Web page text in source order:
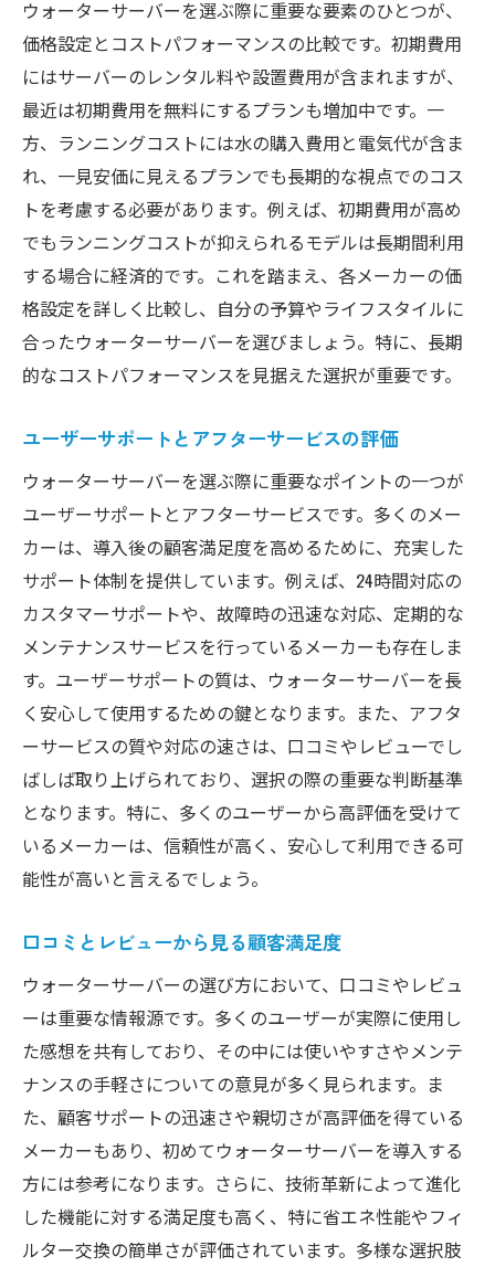
ウォーターサーバーを選ぶ際に重要な要素のひとつが、
価格設定とコストパフォーマンスの比較です。初期費用
にはサーバーのレンタル料や設置費用が含まれますが、
最近は初期費用を無料にするプランも増加中です。一
方、ランニングコストには水の購入費用と電気代が含ま
れ、一見安価に見えるプランでも長期的な視点でのコス
トを考慮する必要があります。例えば、初期費用が高め
でもランニングコストが抑えられるモデルは長期間利用
する場合に経済的です。これを踏まえ、各メーカーの価
格設定を詳しく比較し、自分の予算やライフスタイルに
合ったウォーターサーバーを選びましょう。特に、長期
的なコストパフォーマンスを見据えた選択が重要です。
ユーザーサポートとアフターサービスの評価
ウォーターサーバーを選ぶ際に重要なポイントの一つが
ユーザーサポートとアフターサービスです。多くのメー
カーは、導入後の顧客満足度を高めるために、充実した
サポート体制を提供しています。例えば、24時間対応の
カスタマーサポートや、故障時の迅速な対応、定期的な
メンテナンスサービスを行っているメーカーも存在しま
す。ユーザーサポートの質は、ウォーターサーバーを長
く安心して使用するための鍵となります。また、アフタ
ーサービスの質や対応の速さは、口コミやレビューでし
ばしば取り上げられており、選択の際の重要な判断基準
となります。特に、多くのユーザーから高評価を受けて
いるメーカーは、信頼性が高く、安心して利用できる可
能性が高いと言えるでしょう。
口コミとレビューから見る顧客満足度
ウォーターサーバーの選び方において、口コミやレビュ
ーは重要な情報源です。多くのユーザーが実際に使用し
た感想を共有しており、その中には使いやすさやメンテ
ナンスの手軽さについての意見が多く見られます。ま
た、顧客サポートの迅速さや親切さが高評価を得ている
メーカーもあり、初めてウォーターサーバーを導入する
方には参考になります。さらに、技術革新によって進化
した機能に対する満足度も高く、特に省エネ性能やフィ
ルター交換の簡単さが評価されています。多様な選択肢